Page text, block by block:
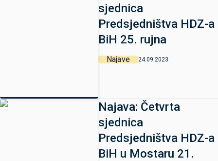
sjednica
Predsjedništva HDZ-a
BiH 25. rujna
Najave 24.09.2023
Najava: Četvrta
sjednica
Predsjedništva HDZ-a
BiH u Mostaru 21.